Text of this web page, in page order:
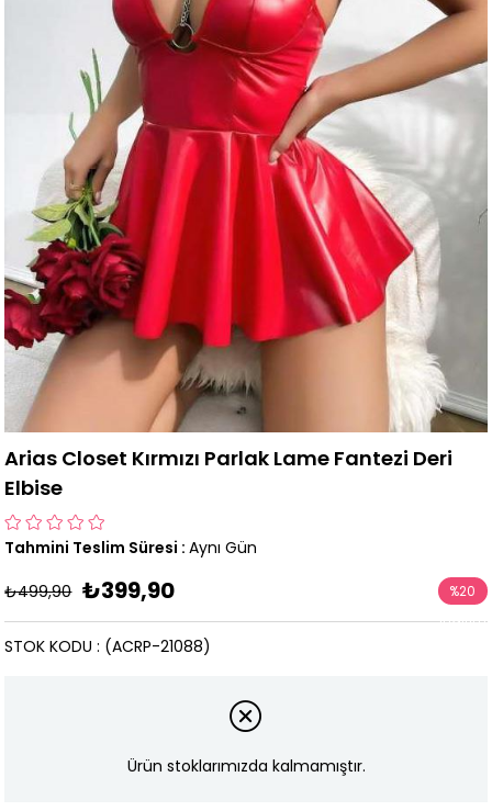
Arias Closet Kırmızı Parlak Lame Fantezi Deri
Elbise
Tahmini Teslim Süresi : Aynı Gün
₺499,90 ₺399,90 %20
İndirim
(ACRP-21088)
STOK KODU
Ürün stoklarımızda kalmamıştır.